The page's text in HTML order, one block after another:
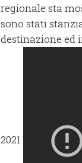
regionale sta
sono stati
destinazione ed
2021